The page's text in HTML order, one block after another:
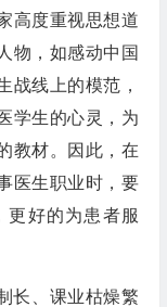
高度重视思想道
物，如感动中国
战线上的模范，
学生的心灵，为
教材。因此，在
医生职业时，要
更好的为患者服
长、课业枯燥繁